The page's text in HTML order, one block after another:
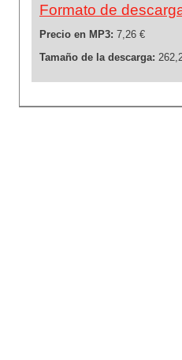
Formato de
Precio en MP3: 7,26 €
Tamaño de la descarga: